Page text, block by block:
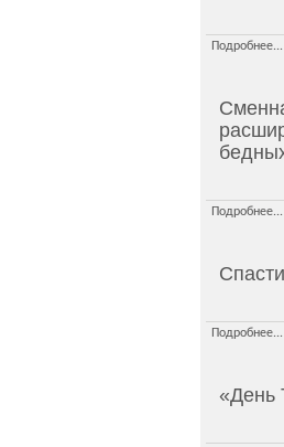
Подробнее...
Подробнее...
Подробнее...
«День